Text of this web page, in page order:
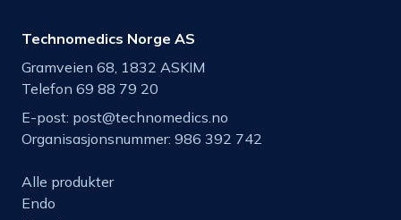
Technomedics Norge AS
Gramveien 68, 1832 ASKIM
Telefon 69 88 79 20
E-post: post@technomedics.no
Organisasjonsnummer: 986 392 742
Alle produkter
Endo